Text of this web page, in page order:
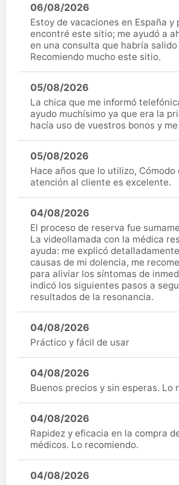
06/08/2026
Estoy de vacaciones en España y
encontré este sitio; me ayudó a
en una consulta que habría salido
Recomiendo mucho este sitio.
05/08/2026
La chica que me informó
ayudo muchísimo ya que era la
hacía uso de vuestros bonos y
05/08/2026
Hace años que lo utilizo,
atención al cliente es excelente.
04/08/2026
El proceso de reserva fue
La videollamada con la médica
ayuda: me explicó
causas de mi dolencia, me
para aliviar los síntomas de
indicó los siguientes pasos a
resultados de la resonancia.
04/08/2026
Práctico y fácil de usar
04/08/2026
Buenos precios y sin esperas. Lo
04/08/2026
Rapidez y eficacia en la compra
médicos. Lo recomiendo.
04/08/2026